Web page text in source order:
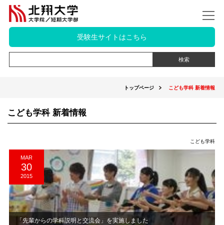
受験生サイトはこちら
トップページ こども学科 新着情報
こども学科 新着情報
こども学科
MAR
30
2015
「先輩からの学科説明と交流会」を実施しました